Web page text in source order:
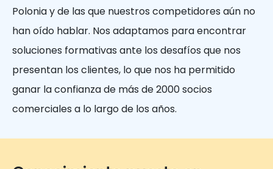
Polonia y de las que nuestros competidores aún no
han oído hablar. Nos adaptamos para encontrar
soluciones formativas ante los desafíos que nos
presentan los clientes, lo que nos ha permitido
ganar la confianza de más de 2000 socios
comerciales a lo largo de los años.